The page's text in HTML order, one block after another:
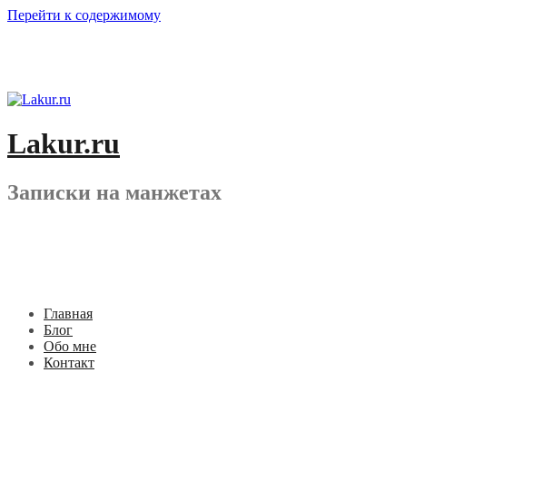
Перейти к содержимому
Lakur.ru
Записки на манжетах
Главная
Блог
Обо мне
Контакт